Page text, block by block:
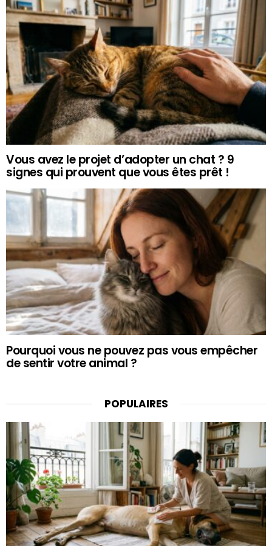
Vous avez le projet d’adopter un chat ? 9
signes qui prouvent que vous êtes prêt !
Pourquoi vous ne pouvez pas vous empêcher
de sentir votre animal ?
POPULAIRES